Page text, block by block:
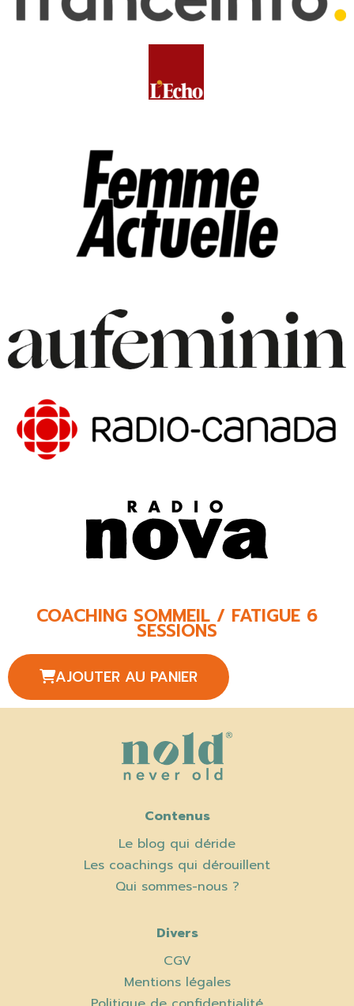
COACHING SOMMEIL / FATIGUE 6
SESSIONS
AJOUTER AU PANIER
Contenus
Le blog qui déride
Les coachings qui dérouillent
Qui sommes-nous ?
Divers
CGV
Mentions légales